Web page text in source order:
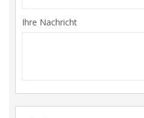
Ihre Nachricht